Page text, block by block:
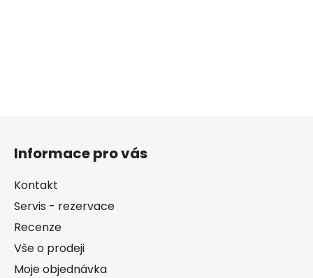
Informace pro vás
Kontakt
Servis - rezervace
Recenze
Vše o prodeji
Moje objednávka